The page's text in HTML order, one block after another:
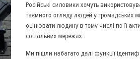
Російські силовики хочуть
таємного огляду людей у громадських
оцінювати людину в тому числі по її
соціальних мережах.
Ми пішли набагато далі функції